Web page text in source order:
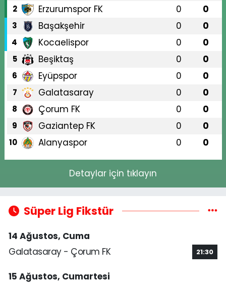
2 Erzurumspor FK 0 0
3 Başakşehir 0 0
4 Kocaelispor 0 0
5 Beşiktaş 0 0
6 Eyüpspor 0 0
7 Galatasaray 0 0
8 Çorum FK 0 0
9 Gaziantep FK 0 0
10 Alanyaspor 0 0
Detaylar için tıklayın
Süper Lig Fikstür
14 Ağustos, Cuma
Galatasaray - Çorum FK
21:30
15 Ağustos, Cumartesi